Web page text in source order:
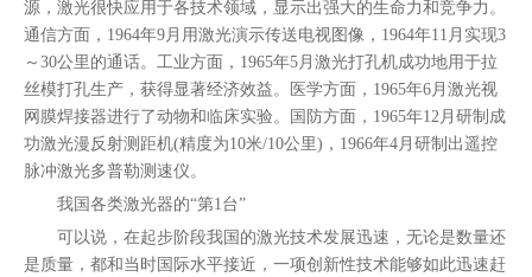
源，激光很快应用于各技术领域，显示出强大的生命力和竞争力。
通信方面，1964年9月用激光演示传送电视图像，1964年11月实现3
～30公里的通话。工业方面，1965年5月激光打孔机成功地用于拉
丝模打孔生产，获得显著经济效益。医学方面，1965年6月激光视
网膜焊接器进行了动物和临床实验。国防方面，1965年12月研制成
功激光漫反射测距机(精度为10米/10公里)，1966年4月研制出遥控
脉冲激光多普勒测速仪。
我国各类激光器的“第1台”
可以说，在起步阶段我国的激光技术发展迅速，无论是数量还
是质量，都和当时国际水平接近，一项创新性技术能够如此迅速赶